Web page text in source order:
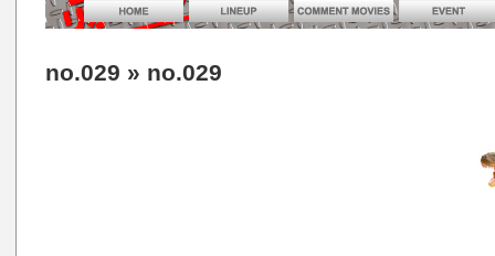
no.029 » no.029